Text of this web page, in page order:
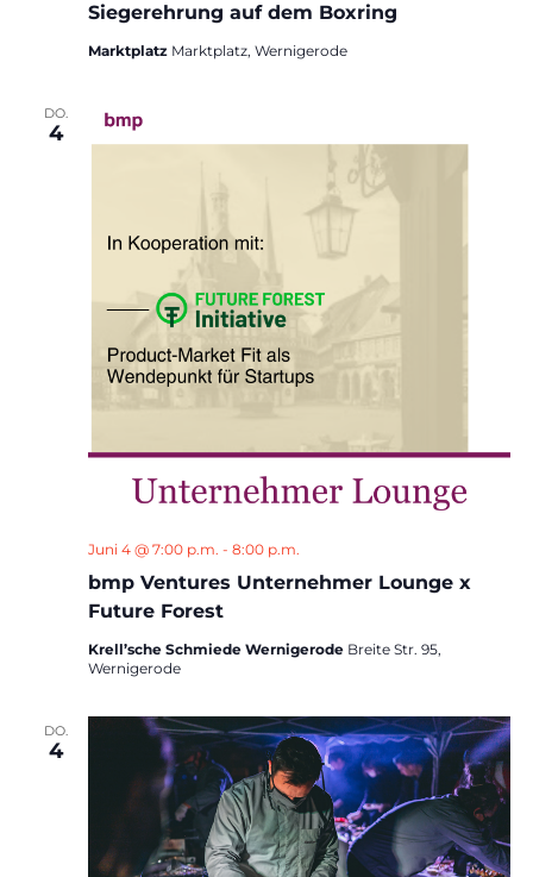
Siegerehrung auf dem Boxring
Marktplatz Marktplatz, Wernigerode
DO.
4
bmp Ventures Unternehmer Lounge x
Future Forest
Juni 4 @ 7:00 p.m. - 8:00 p.m.
Krell’sche Schmiede Wernigerode Breite Str. 95,
Wernigerode
DO.
4